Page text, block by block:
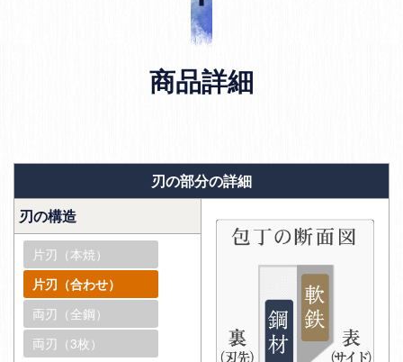
商品詳細
刃の部分の詳細
刃の構造
片刃（本焼）
片刃（合わせ）
両刃（全鋼）
両刃（3枚）